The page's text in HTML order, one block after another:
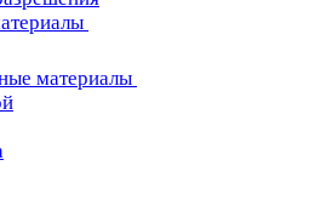
материалы